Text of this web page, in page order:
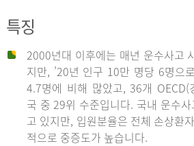
특징
2000년대 이후에는 매년 운수사고
지만, ’20년 인구 10만 명당 6명으
4.7명에 비해 많았고, 36개 OECD(
국 중 29위 수준입니다. 국내 운수
고 있지만, 입원분율은 전체 손상환
적으로 중증도가 높습니다.